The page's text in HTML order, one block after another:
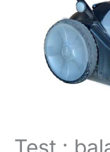
Test :